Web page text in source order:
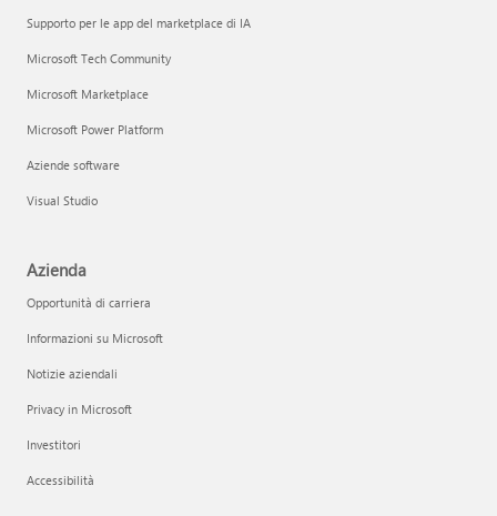
Supporto per le app del marketplace di IA
Microsoft Tech Community
Microsoft Marketplace
Microsoft Power Platform
Aziende software
Visual Studio
Azienda
Opportunità di carriera
Informazioni su Microsoft
Notizie aziendali
Privacy in Microsoft
Investitori
Accessibilità